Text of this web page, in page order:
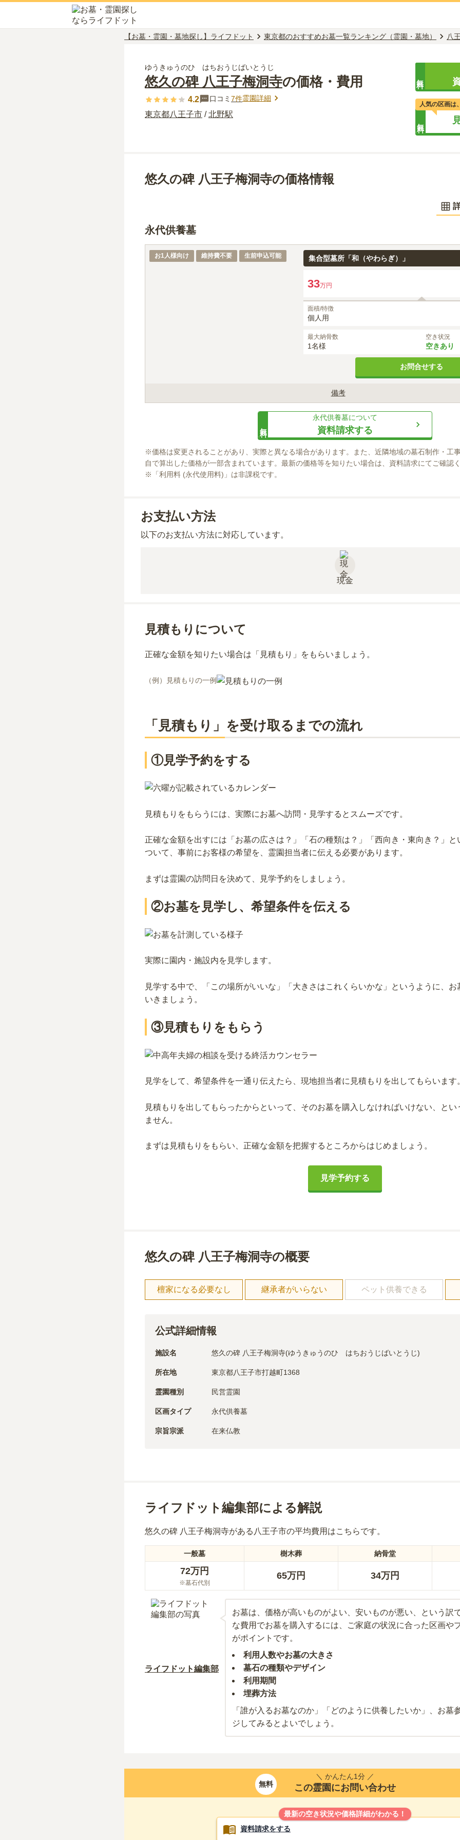
【お墓・霊園・墓地探し】ライフドット 東京都のおすすめお墓一覧ランキング（霊園・墓地） 八
ゆうきゅうのひ はちおうじばいとうじ
悠久の碑 八王子梅洞寺の価格・費用
4.2 口コミ 7件霊園詳細
東京都八王子市 /北野駅
人気の区画は
悠久の碑 八王子梅洞寺の価格情報
永代供養墓
1名あたりの価格
お1人様向け 維持費不要 生前申込可能 集合型墓所「和（やわらぎ）」
33万円
面積/特徴
個人用
最大納骨数
1名様
空き状況
空きあり
お問合せする
備考
永代供養墓について
資料請求する
※価格は変更されることがあり、実際と異なる場合があります。また、近隣地域の墓石制作・工
自で算出した価格が一部含まれています。最新の価格等を知りたい場合は、資料請求にてご確認く
※「利用料 (永代使用料)」は非課税です。
お支払い方法
以下のお支払い方法に対応しています。
現金
見積もりについて
正確な金額を知りたい場合は「見積もり」をもらいましょう。
（例）見積もりの一例
「見積もり」を受け取るまでの流れ
①見学予約をする
見積もりをもらうには、実際にお墓へ訪問・見学するとスムーズです。
正確な金額を出すには「お墓の広さは？」「石の種類は？」「西向き・東向き？」と
ついて、事前にお客様の希望を、霊園担当者に伝える必要があります。
まずは霊園の訪問日を決めて、見学予約をしましょう。
②お墓を見学し、希望条件を伝える
実際に園内・施設内を見学します。
見学する中で、「この場所がいいな」「大きさはこれくらいかな」というように、お
いきましょう。
③見積もりをもらう
見学をして、希望条件を一通り伝えたら、現地担当者に見積もりを出してもらいます
見積もりを出してもらったからといって、そのお墓を購入しなければいけない、とい
ません。
まずは見積もりをもらい、正確な金額を把握するところからはじめましょう。
見学予約する
悠久の碑 八王子梅洞寺の概要
檀家になる必要なし 継承者がいらない ペット供養できる
公式詳細情報
施設名 悠久の碑 八王子梅洞寺(ゆうきゅうのひ　はちおうじばいとうじ)
所在地 東京都八王子市打越町1368
霊園種別 民営霊園
区画タイプ 永代供養墓
宗旨宗派 在来仏教
ライフドット編集部による解説
悠久の碑 八王子梅洞寺がある 八王子市の平均費用はこちらです。
一般墓 樹木葬 納骨堂
72万円
※墓石代別
65万円 34万円
ライフドット編集部
お墓は、価格が高いものがよい、安いものが悪い、という訳
な費用でお墓を購入するには、ご家庭の状況に合った区画や
がポイントです。
利用人数やお墓の大きさ
墓石の種類やデザイン
利用期間
埋葬方法
「誰が入るお墓なのか」「どのように供養したいか」、お墓
ジしてみるとよいでしょう。
無料
＼ かんたん1分 ／
この霊園にお問い合わせ
最新の空き状況や価格詳細がわかる！
資料請求をする